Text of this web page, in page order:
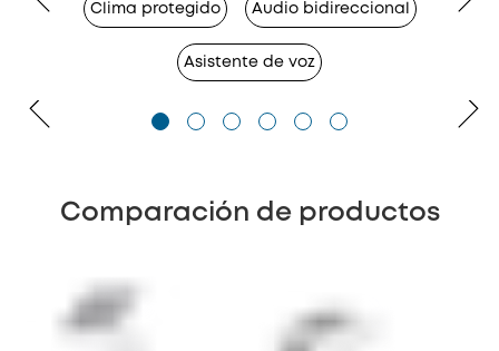
Clima protegido Audio bidireccional
Asistente de voz
Comparación de productos